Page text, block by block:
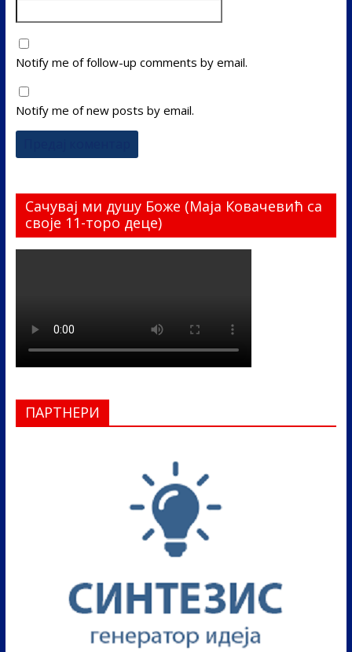
Notify me of follow-up comments by email.
Notify me of new posts by email.
Сачувај ми душу Боже (Маја Ковачевић са
своје 11-торо деце)
ПАРТНЕРИ